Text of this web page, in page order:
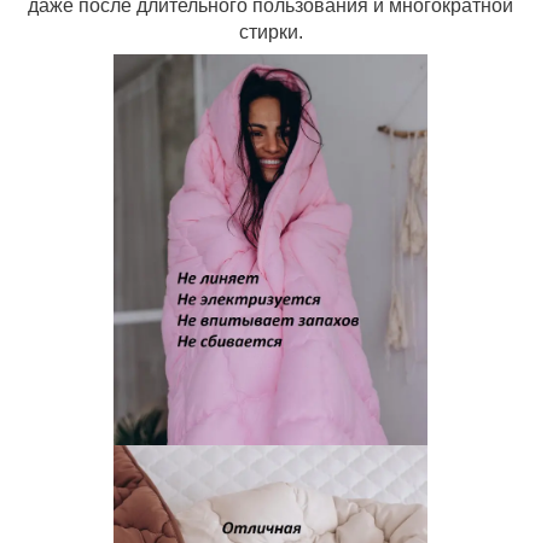
даже после длительного пользования и многократной
стирки.